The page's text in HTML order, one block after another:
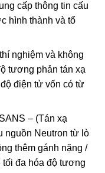
cấp thông tin cấu
hình thành và tổ
nghiệm và không
tương phản tán xạ
điện tử vốn có từ
– (Tán xạ
nguồn Neutron từ lò
thêm gánh nặng /
tối đa hóa độ tương